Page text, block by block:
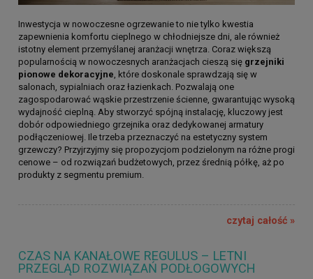
Inwestycja w nowoczesne ogrzewanie to nie tylko kwestia
zapewnienia komfortu cieplnego w chłodniejsze dni, ale również
istotny element przemyślanej aranżacji wnętrza. Coraz większą
popularnością w nowoczesnych aranżacjach cieszą się grzejniki
pionowe dekoracyjne, które doskonale sprawdzają się w
salonach, sypialniach oraz łazienkach. Pozwalają one
zagospodarować wąskie przestrzenie ścienne, gwarantując wysoką
wydajność cieplną. Aby stworzyć spójną instalację, kluczowy jest
dobór odpowiedniego grzejnika oraz dedykowanej armatury
podłączeniowej. Ile trzeba przeznaczyć na estetyczny system
grzewczy? Przyjrzyjmy się propozycjom podzielonym na różne progi
cenowe – od rozwiązań budżetowych, przez średnią półkę, aż po
produkty z segmentu premium.
czytaj całość »
CZAS NA KANAŁOWE REGULUS – LETNI
PRZEGLĄD ROZWIĄZAŃ PODŁOGOWYCH